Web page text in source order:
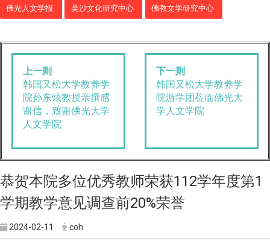
佛光人文学报 吴沙文化研究中心 佛教文学研究中心
上一则
韩国又松大学教养学
院孙东炫教授亲撰感
谢信，致谢佛光大学
人文学院
下一则
韩国又松大学教养学
院游学团莅临佛光大
学人文学院
恭贺本院多位优秀教师荣获112学年度第1
学期教学意见调查前20%荣誉
2024-02-11 coh